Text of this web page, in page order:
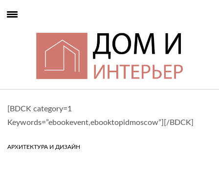
[BDCK category=1
Keywords=”ebookevent,ebooktopidmoscow”][/BDCK]
АРХИТЕКТУРА И ДИЗАЙН